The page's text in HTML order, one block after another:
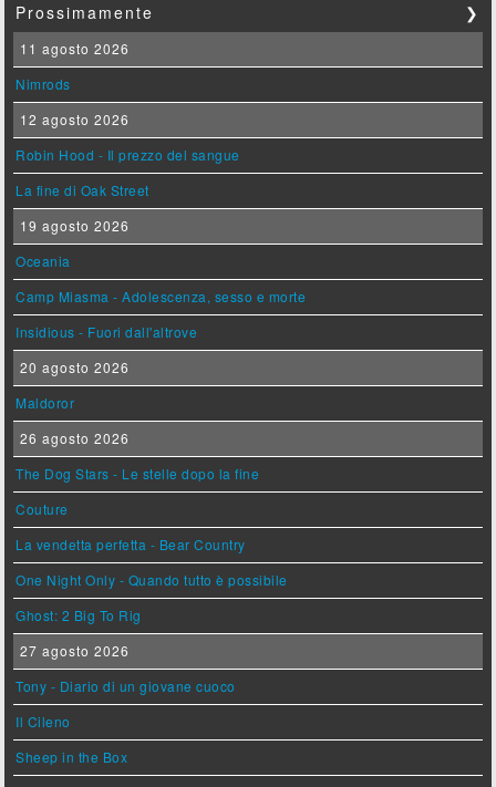
Prossimamente ❯
11 agosto 2026
Nimrods
12 agosto 2026
Robin Hood - Il prezzo del sangue
La fine di Oak Street
19 agosto 2026
Oceania
Camp Miasma - Adolescenza, sesso e morte
Insidious - Fuori dall'altrove
20 agosto 2026
Maldoror
26 agosto 2026
The Dog Stars - Le stelle dopo la fine
Couture
La vendetta perfetta - Bear Country
One Night Only - Quando tutto è possibile
Ghost: 2 Big To Rig
27 agosto 2026
Tony - Diario di un giovane cuoco
Il Cileno
Sheep in the Box